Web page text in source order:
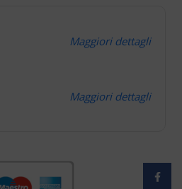
Maggiori dettagli
Maggiori dettagli